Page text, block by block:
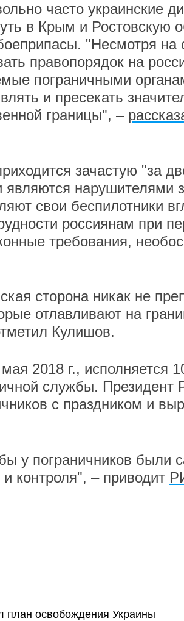
часто украинские
в Крым и Ростовскую
"Несмотря на
правопорядок на
пограничными
и пресекать
границы", –
зачастую "за
являются нарушителями
свои беспилотники
россиянам при
требования,
сторона никак не
отлавливают на
Кулишов.
2018 г., исполняется
службы.
с праздником и
у пограничников были
контроля", – приводит
план освобождения Украины